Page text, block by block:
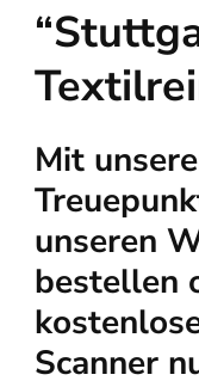
Mit
unseren
bestellen
Scanner